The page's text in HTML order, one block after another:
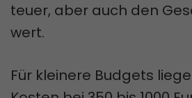
teuer, aber auch den
wert.
Für kleinere Budgets